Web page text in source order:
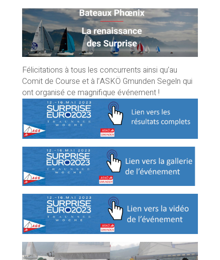
Félicitations à tous les concurrents ainsi qu’au
Comit de Course et à l’ASKÖ Gmunden Segeln qui
ont organisé ce magnifique événement !